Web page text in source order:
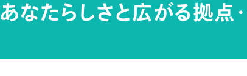
あなたらしさと広がる拠点・